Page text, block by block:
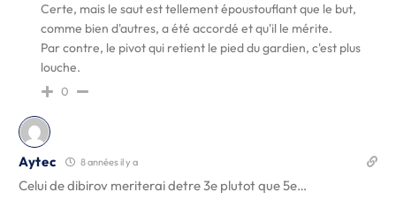
Certe, mais le saut est tellement époustouflant que le but,
comme bien d'autres, a été accordé et qu'il le mérite.
Par contre, le pivot qui retient le pied du gardien, c'est plus
louche.
0
Aytec 8 années il y a
Celui de dibirov meriterai detre 3e plutot que 5e…